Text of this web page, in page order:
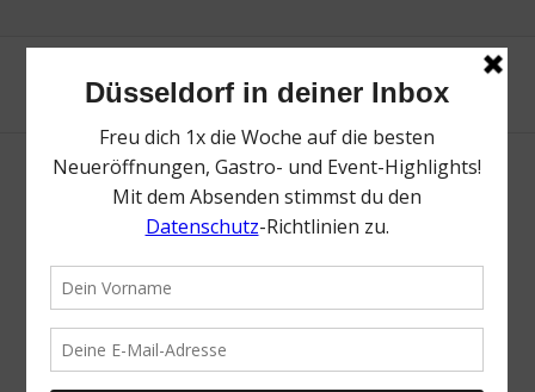
Robert. | Der beste Spargel in Düsseldorf &